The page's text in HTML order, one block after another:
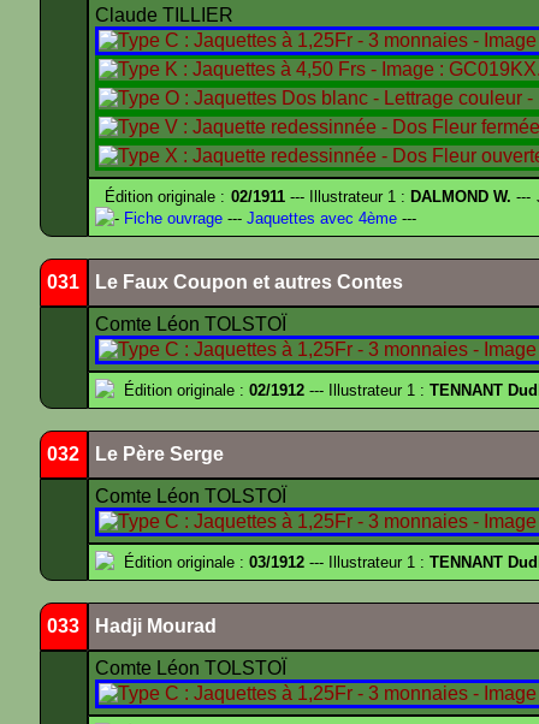
Claude TILLIER
Édition originale : 02/1911--- Illustrateur 1 : DALMOND W. ---
- Fiche ouvrage --- Jaquettes avec 4ème ---
031 Le Faux Coupon et autres Contes
Comte Léon TOLSTOÏ
Édition originale : 02/1912 --- Illustrateur 1 : TENNANT
032 Le Père Serge
Comte Léon TOLSTOÏ
Édition originale : 03/1912 --- Illustrateur 1 : TENNANT
033 Hadji Mourad
Comte Léon TOLSTOÏ